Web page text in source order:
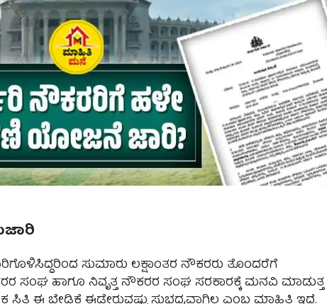
ಸುಮಾರು ಲಕ್ಷಾಂತರ ನೌಕರರು ತೊಂದರೆಗೆ
ಸಂಘ ಹಾಗೂ ನಿವೃತ್ತ ನೌಕರರ ಸಂಘ ಸರಕಾರಕ್ಕೆ ಮನವಿ ಮಾಡುತ್ತ